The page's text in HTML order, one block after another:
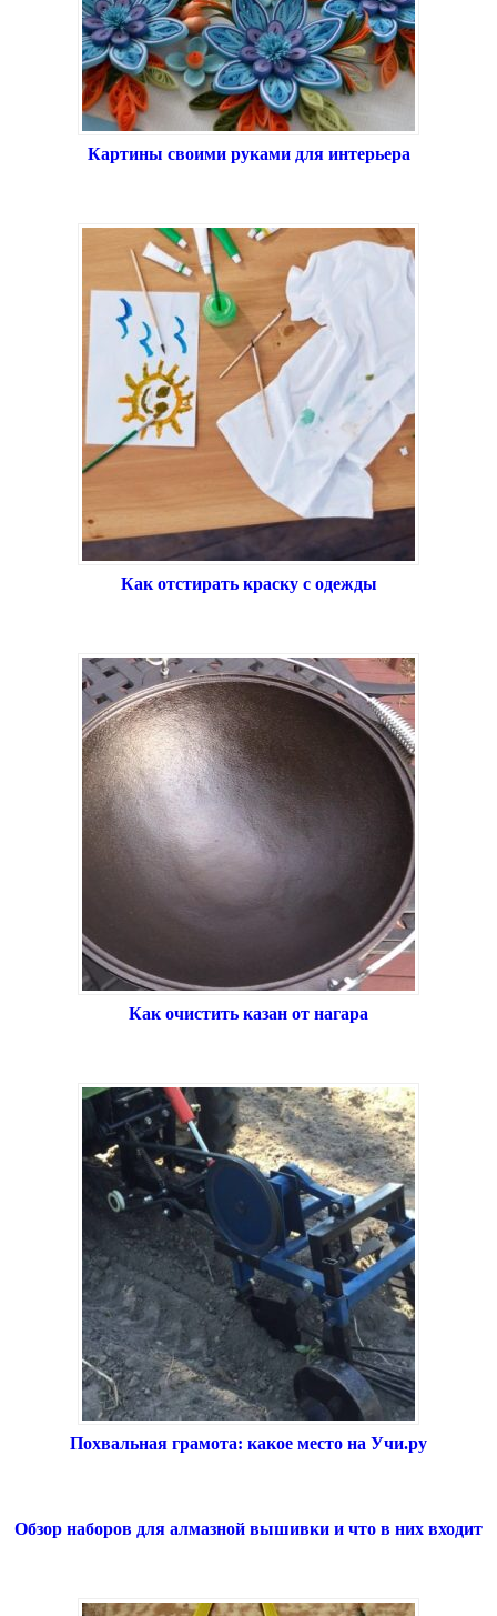
Картины своими руками для интерьера
Как отстирать краску с одежды
Как очистить казан от нагара
Похвальная грамота: какое место на Учи.ру
Обзор наборов для алмазной вышивки и что в них входит